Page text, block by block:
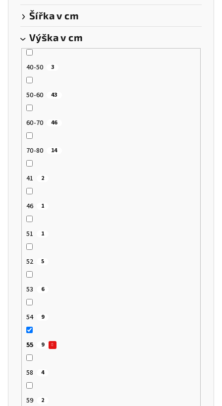
Šířka v cm
Výška v cm
40-50 3
50-60 43
60-70 46
70-80 14
41 2
46 1
51 1
52 5
53 6
54 9
55 9
58 4
59 2